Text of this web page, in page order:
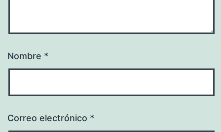
Nombre *
Correo electrónico *